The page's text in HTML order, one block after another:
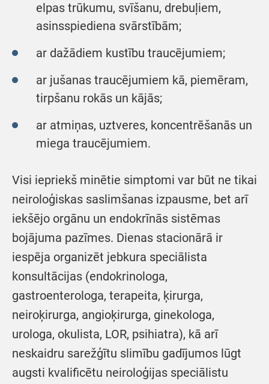
elpas trūkumu, svīšanu, drebuļiem,
asinsspiediena svārstībām;
ar dažādiem kustību traucējumiem;
ar jušanas traucējumiem kā, piemēram,
tirpšanu rokās un kājās;
ar atmiņas, uztveres, koncentrēšanās un
miega traucējumiem.
Visi iepriekš minētie simptomi var būt ne tikai
neiroloģiskas saslimšanas izpausme, bet arī
iekšējo orgānu un endokrīnās sistēmas
bojājuma pazīmes. Dienas stacionārā ir
iespēja organizēt jebkura speciālista
konsultācijas (endokrinologa,
gastroenterologa, terapeita, ķirurga,
neiroķirurga, angioķirurga, ginekologa,
urologa, okulista, LOR, psihiatra), kā arī
neskaidru sarežģītu slimību gadījumos lūgt
augsti kvalificētu neiroloģijas speciālistu